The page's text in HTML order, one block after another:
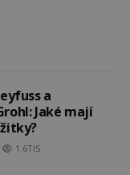
a
Jaké mají
1.6TIS